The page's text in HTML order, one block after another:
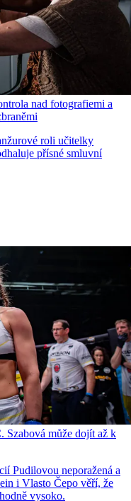
nad fotografiemi a
roli učitelky
přísné smluvní
může dojít až k
Pudilovou neporažená a
i Vlasto Čepo věří, že
vysoko.